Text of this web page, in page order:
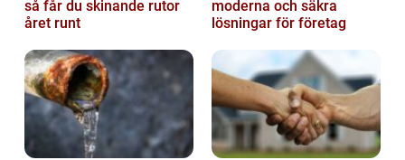
så får du skinande rutor
året runt
moderna och säkra
lösningar för företag